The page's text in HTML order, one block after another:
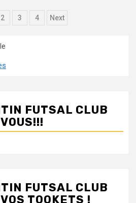
2 3 4 Next
FUTSAL CLUB
FUTSAL CLUB
TOOKETS !